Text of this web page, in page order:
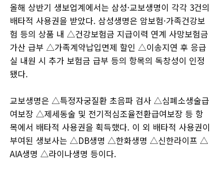
올해 상반기 생보업계에서는 삼성·교보생명이 각각 3건의
배타적 사용권을 받았다. 삼성생명은 암보험·가족건강보
험 등의 상품 내 △건강보험금 지급이력 연계 사망보험금
가산 급부 △가족계약납입면제 할인 △이송지연 후 응급
실 내원 시 추가 보험금 급부 등의 항목의 독창성이 인정
됐다.
교보생명은 △특정자궁질환 초음파 검사 △심폐소생술급
여보장 △제세동술 및 전기적심조율전환급여보장 등 항
목에서 배타적 사용권을 획득했다. 이 외 배타적 사용권이
부여된 생보사는 △DB생명 △한화생명 △신한라이프 △
AIA생명 △라이나생명 등이다.